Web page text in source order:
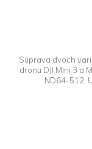
Súprava dvoch
dronu DJI Mini 3 a
ND64-512.